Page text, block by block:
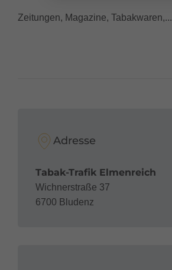
Zeitungen, Magazine, Tabakwaren,...
Adresse
Tabak-Trafik Elmenreich
Wichnerstraße 37
6700 Bludenz